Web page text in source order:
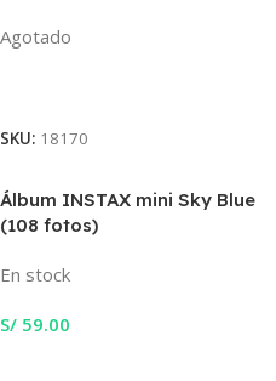
Agotado
SKU: 18170
Álbum INSTAX mini Sky Blue
(108 fotos)
En stock
S/ 59.00